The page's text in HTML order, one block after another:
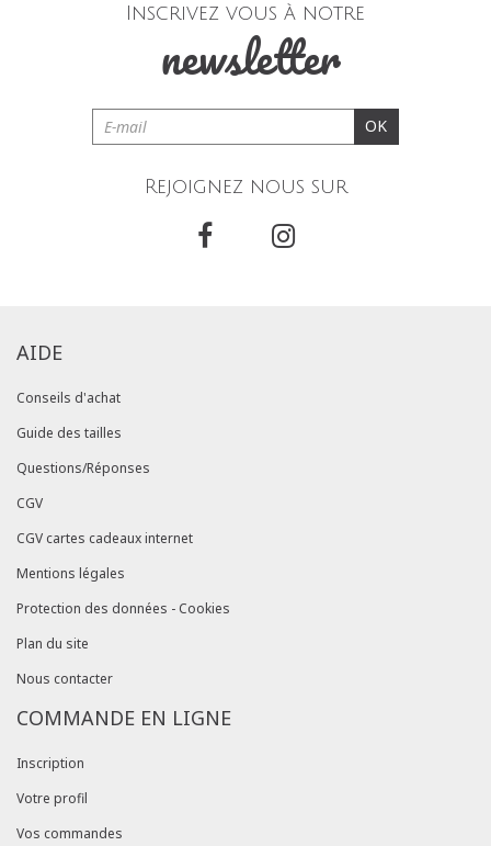
Inscrivez vous à notre
newsletter
OK
Rejoignez nous sur
AIDE
Conseils d'achat
Guide des tailles
Questions/Réponses
CGV
CGV cartes cadeaux internet
Mentions légales
Protection des données - Cookies
Plan du site
Nous contacter
COMMANDE EN LIGNE
Inscription
Votre profil
Vos commandes